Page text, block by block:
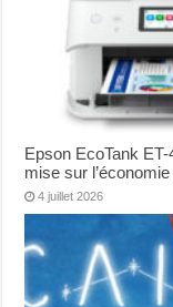
Epson EcoTank
mise sur l’économie
4 juillet 2026